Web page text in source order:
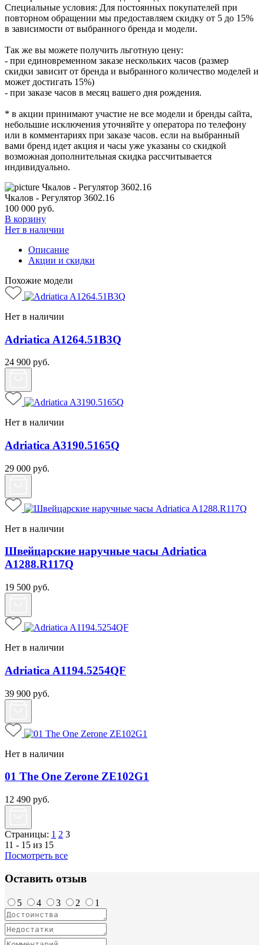
Специальные условия: Для постоянных покупателей при
повторном обращении мы предоставляем скидку от 5 до 15%
в зависимости от выбранного бренда и модели.
Так же вы можете получить льготную цену:
- при единовременном заказе нескольких часов (размер
скидки зависит от бренда и выбранного количество моделей и
может достигать 15%)
- при заказе часов в месяц вашего дня рождения.
* в акции принимают участие не все модели и бренды сайта,
небольшие исключения уточняйте у оператора по телефону
или в комментариях при заказе часов. если на выбранный
вами бренд идет акция и часы уже указаны со скидкой
возможная дополнительная скидка рассчитывается
индивидуально.
Чкалов - Регулятор 3602.16
100 000 руб.
В корзину
Нет в наличии
Описание
Акции и скидки
Похожие модели
Нет в наличии
Adriatica A1264.51B3Q
24 900 руб.
Нет в наличии
Adriatica A3190.5165Q
29 000 руб.
Нет в наличии
Швейцарские наручные часы Adriatica
A1288.R117Q
19 500 руб.
Нет в наличии
Adriatica A1194.5254QF
39 900 руб.
Нет в наличии
01 The One Zerone ZE102G1
12 490 руб.
Страницы: 1 2 3
11 - 15 из 15
Посмотреть все
Оставить отзыв
5 4 3 2 1